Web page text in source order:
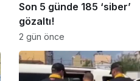
Son 5 günde 185 ‘siber’
gözaltı!
2 gün önce